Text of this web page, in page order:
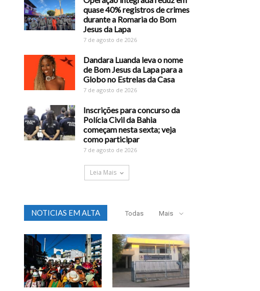
quase 40% registros de crimes
durante a Romaria do Bom
Jesus da Lapa
7 de agosto de 2026
Dandara Luanda leva o nome
de Bom Jesus da Lapa para a
Globo no Estrelas da Casa
7 de agosto de 2026
Inscrições para concurso da
Polícia Civil da Bahia
começam nesta sexta; veja
como participar
7 de agosto de 2026
Leia Mais
NOTICIAS EM ALTA Todas Mais